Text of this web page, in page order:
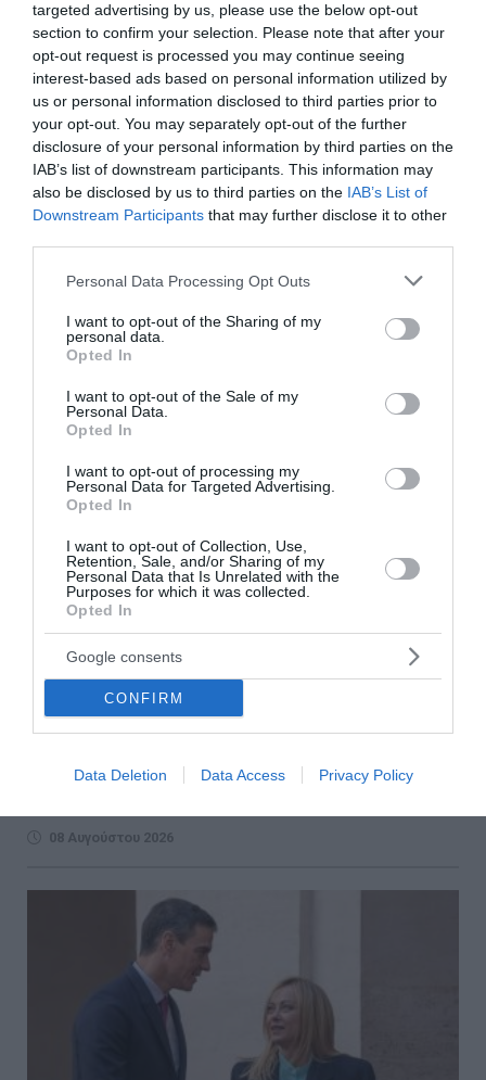
targeted advertising by us, please use the below opt-out
section to confirm your selection. Please note that after your
opt-out request is processed you may continue seeing
interest-based ads based on personal information utilized by
us or personal information disclosed to third parties prior to
your opt-out. You may separately opt-out of the further
disclosure of your personal information by third parties on the
IAB’s list of downstream participants. This information may
also be disclosed by us to third parties on the IAB’s List of
Downstream Participants that may further disclose it to other
Please note that this website/app uses one or more Google
not limited to your visit or usage behaviour. You may click to
grant or deny consent to Google and its third-party tags to
use your data for below specified purposes in below Google
consent section.
Personal Data Processing Opt Outs
I want to opt-out of the Sharing of my
personal data.
Opted In
I want to opt-out of the Sale of my
Personal Data.
Opted In
I want to opt-out of processing my
Personal Data for Targeted Advertising.
Opted In
I want to opt-out of Collection, Use,
Retention, Sale, and/or Sharing of my
Personal Data that Is Unrelated with the
Purposes for which it was collected.
Opted In
Google consents
CONFIRM
Data Deletion Data Access Privacy Policy
Αγγλία: Τόνοι αχρησιμοποίητων φαρμάκων καταλήγουν
στα απορρίμματα
Συνεδρίασε η Επιτροπή Εκτίμησης Κινδύνου - Σε
επιφυλακή για ισχυρούς ανέμους και υψηλές
θερμοκρασίες
ΠΑΣΟΚ: «Χρειάζεται άλλη εξωτερική πολιτική με
στρατηγικό βάθος» – Πυρά για την οικονομία
ΟΛΕΣ ΟΙ ΕΙΔΗΣΕΙΣ →
διαβάστε ακόμη
Ιταλία: Σε κόκκινο συναγερμό και οι 27 πόλεις
λόγω καύσωνα – Έως 48°C στη Νάπολη
Η Ιταλία βρίσκεται ξανά στο κόκκινο, καθώς η χώρα
βιώνει το τέταρτο και ισχυρότερο κύμα καύσωνα του
καλοκαιριού. Το υπουργείο Υγείας έθεσε σε κόκκινο
08 Αυγούστου 2026